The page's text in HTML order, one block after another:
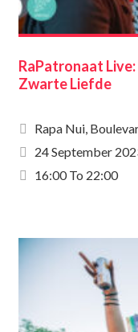
RaPatronaat Live:
Zwarte Liefde
Rapa Nui,
24 September
16:00 To 22:00